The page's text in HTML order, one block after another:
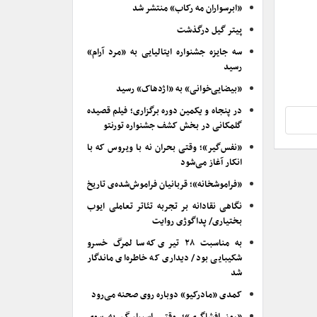
«ابرسواران مه رکاب» منتشر شد
پیتر گیل درگذشت
سه جایزه جشنواره ایتالیایی به «مرد آرام»
رسید
«بیضایی‌خوانی» به «اژدهاک» رسید
در پنجاه و یکمین دوره برگزاری؛ فیلم قصیده
گلمکانی در بخش کشف جشنواره تورنتو
«نفس‌گیر»؛ وقتی بحران نه با ویروس که با
انکار آغاز می‌شود
«فراموشخانه»؛ قربانیان فراموش‌شده‌ی تاریخ
نگاهی نقادانه بر تجربه تئاتر تعاملی ایوب
بختیاری/ پداگوژی روایت
به مناسبت ۲۸ تیری که سالمرگ خسرو
شکیبایی بود/ دیداری که خاطره‌ای ماندگار
شد
کمدی «مادرکیو» دوباره روی صحنه می‌رود